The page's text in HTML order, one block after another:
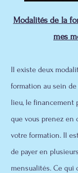
Modalités de la
mes
Il existe deux
formation au sein
lieu, le financement
que vous prenez en
votre formation. Il
de payer en
mensualités. Ce qui